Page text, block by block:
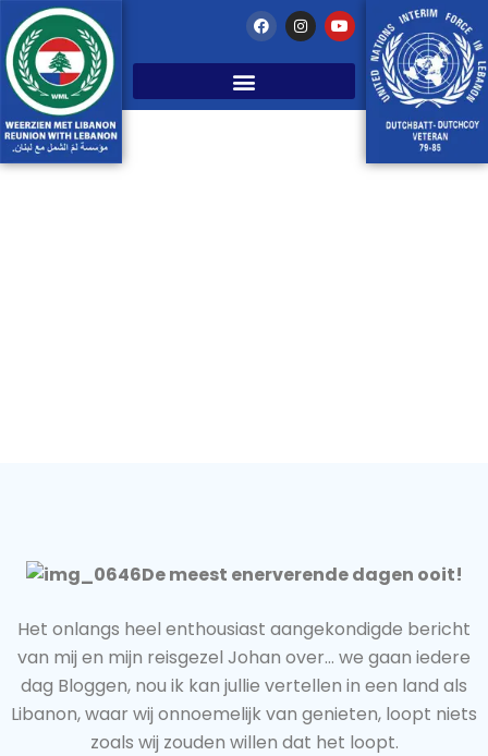
De meest enerverende dagen ooit!
Het onlangs heel enthousiast aangekondigde bericht
van mij en mijn reisgezel Johan over… we gaan iedere
dag Bloggen, nou ik kan jullie vertellen in een land als
Libanon, waar wij onnoemelijk van genieten, loopt niets
zoals wij zouden willen dat het loopt.